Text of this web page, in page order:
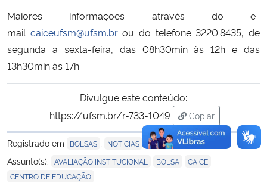
Advocacia-Geral da União
Banco Central do Brasil
Planalto
Maiores informações através do e-
mail caiceufsm@ufsm.brou do telefone 3220.8435, de
segunda a sexta-feira, das 08h30min às 12h e das
13h30min às 17h.
Divulgue este conteúdo:
https://ufsm.br/r-733-1049
Copiar
para área de
Registrado em
BOLSAS NOTÍCIAS
Assunto(s): AVALIAÇÃO INSTITUCIONAL BOLSA CAICE
CENTRO DE EDUCAÇÃO